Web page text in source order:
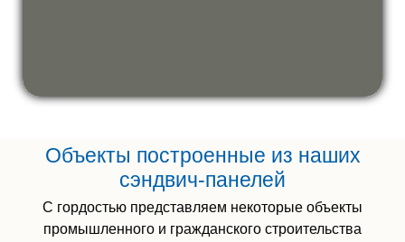
Объекты построенные из наших
сэндвич-панелей
С гордостью представляем некоторые объекты
промышленного и гражданского строительства